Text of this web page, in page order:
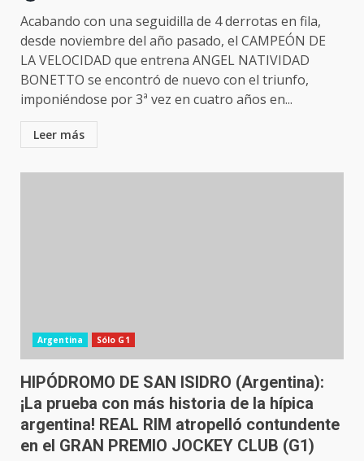
Acabando con una seguidilla de 4 derrotas en fila,
desde noviembre del año pasado, el CAMPEÓN DE
LA VELOCIDAD que entrena ANGEL NATIVIDAD
BONETTO se encontró de nuevo con el triunfo,
imponiéndose por 3ª vez en cuatro años en...
Leer más
Argentina Sólo G1
HIPÓDROMO DE SAN ISIDRO (Argentina):
¡La prueba con más historia de la hípica
argentina! REAL RIM atropelló contundente
en el GRAN PREMIO JOCKEY CLUB (G1)